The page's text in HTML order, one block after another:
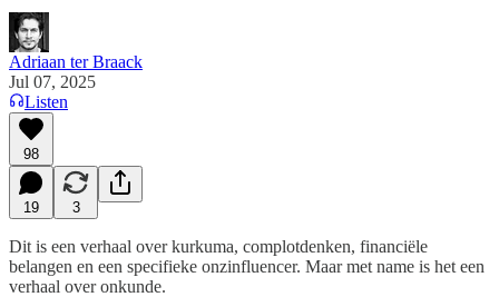
Adriaan ter Braack
Jul 07, 2025
Listen
98
19 3
Dit is een verhaal over kurkuma, complotdenken, financiële
belangen en een specifieke onzinfluencer. Maar met name is het een
verhaal over onkunde.